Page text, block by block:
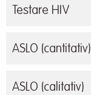
Testare HIV
ASLO (cantitativ)
ASLO (calitativ)